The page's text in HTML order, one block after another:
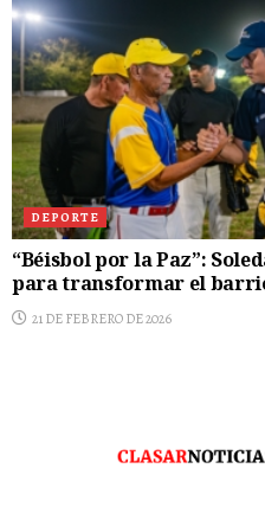
DEPORTE
“Béisbol por la Paz”:
para transformar el
21 DE FEBRERO DE 2026